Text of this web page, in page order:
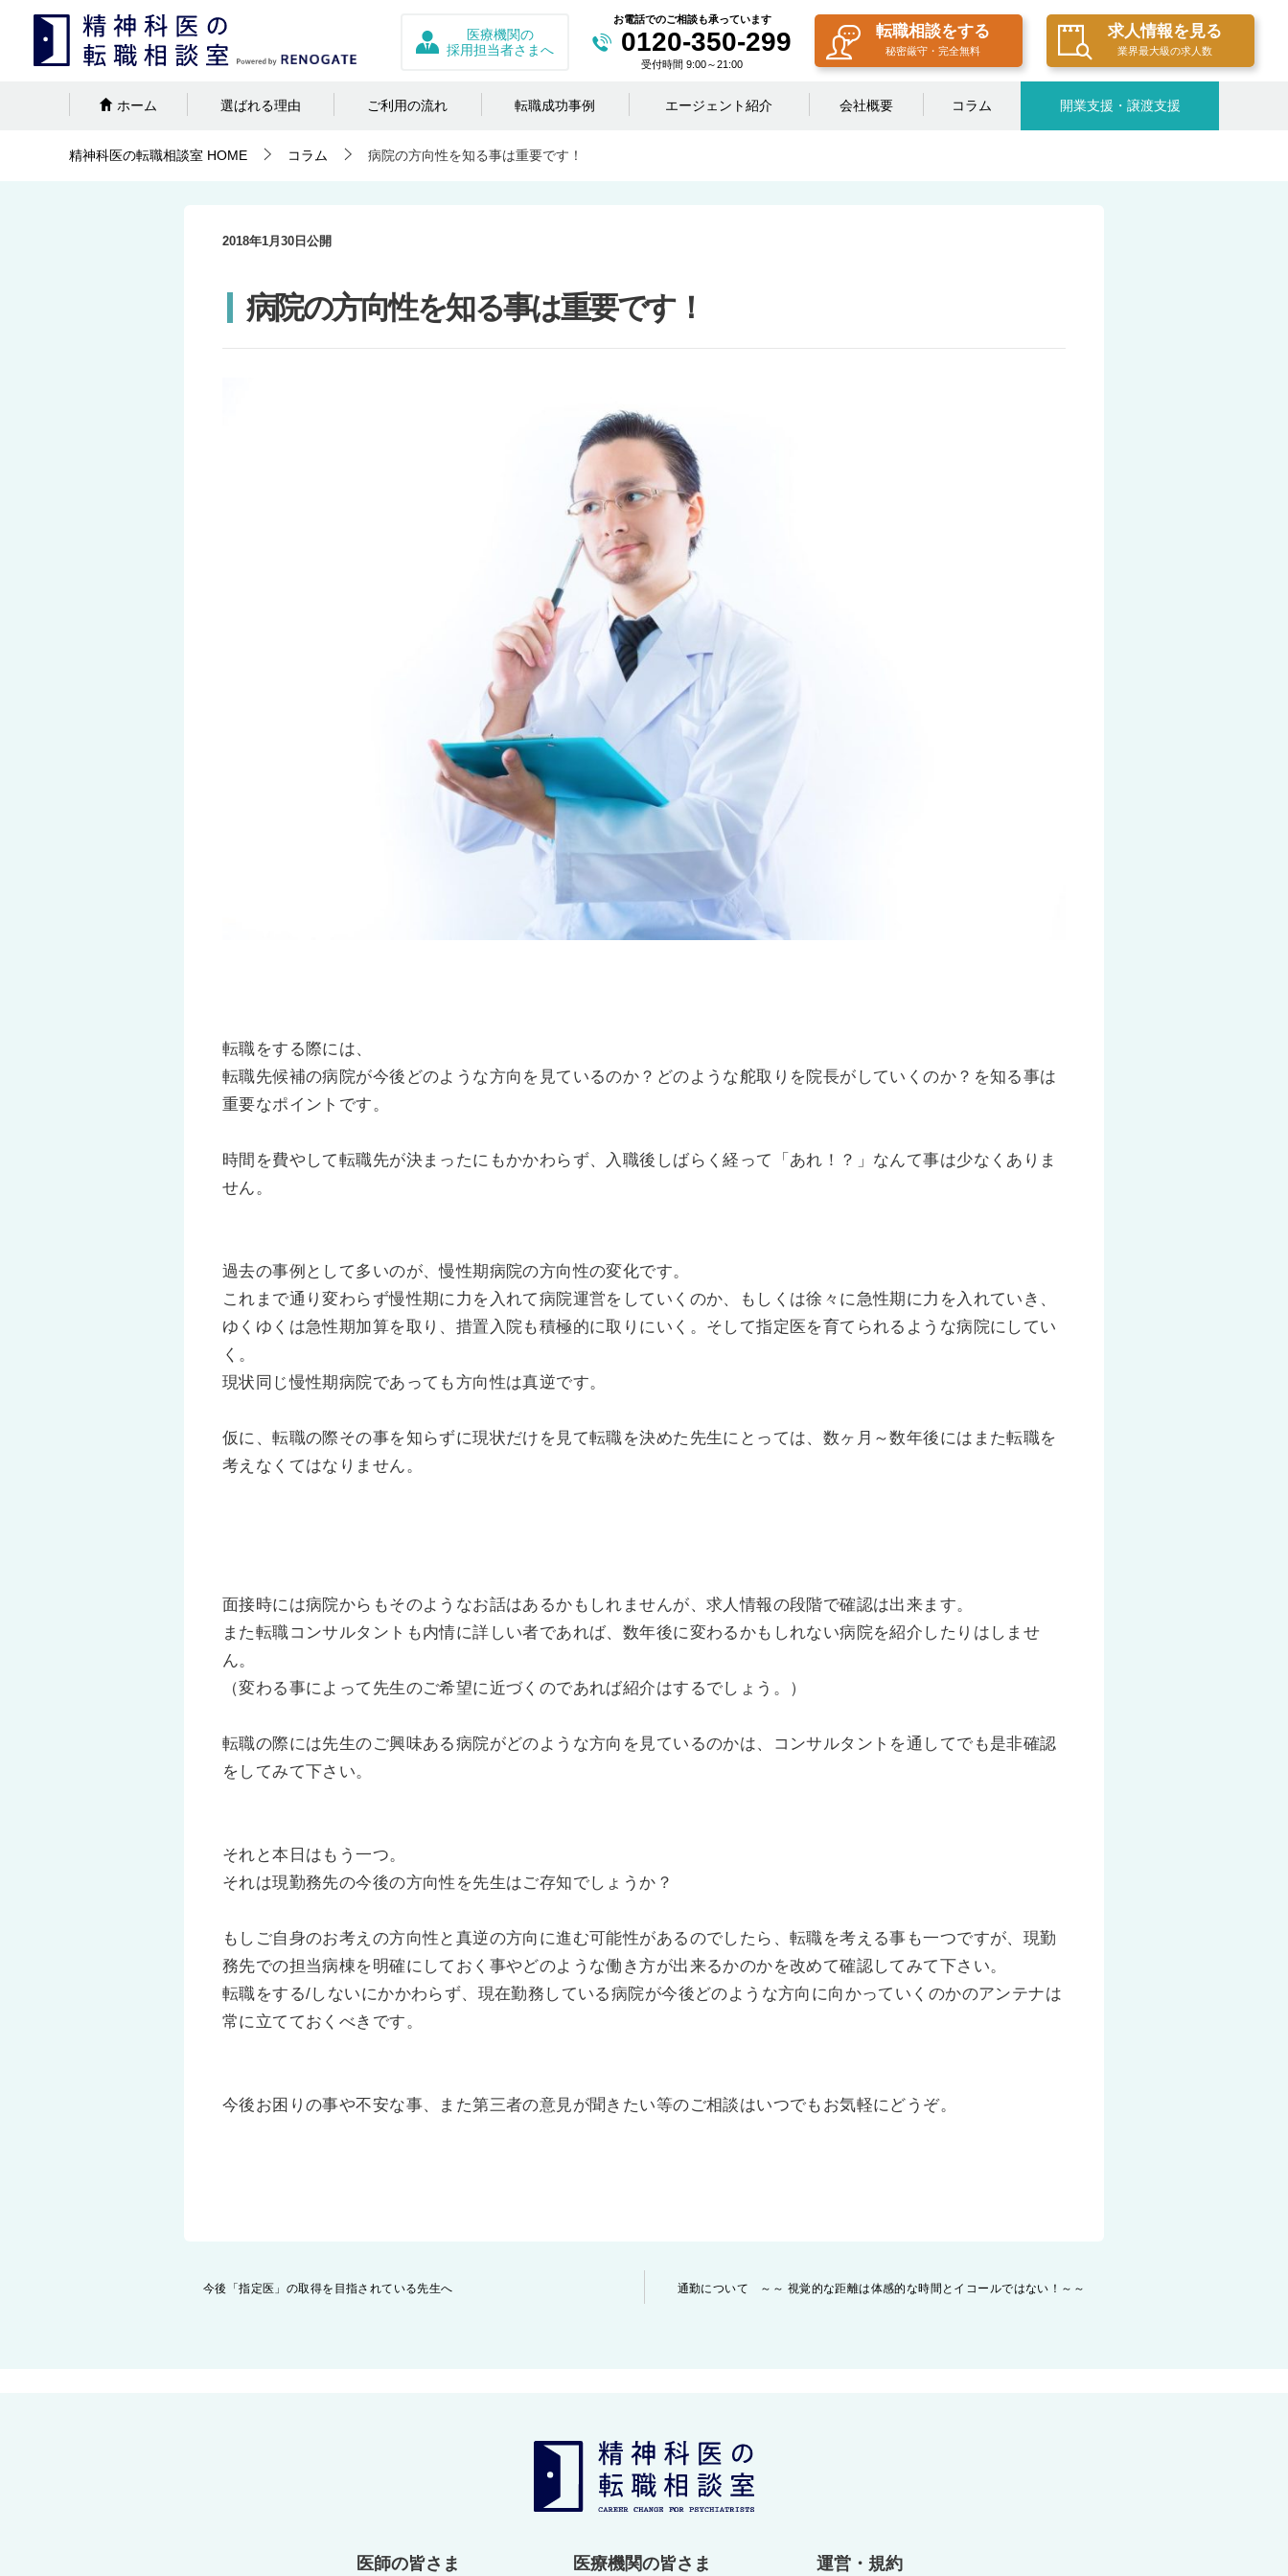
転職相談をする
秘密厳守・完全無料
求人情報を見る
業界最大級の求人数
お電話でのご相談も承っています
0120-350-299
受付時間 9:00～21:00
医療機関の
採用担当者さまへ
ホーム 選ばれる理由 ご利用の流れ 転職成功事例 エージェント紹介 会社概要 コラム 開業支援・譲渡支援
精神科医の転職相談室 HOME コラム 病院の方向性を知る事は重要です！
2018年1月30日 公開
病院の方向性を知る事は重要です！
転職をする際には、
転職先候補の病院が今後どのような方向を見ているのか？どのような舵取りを院長がしていくのか？を知る事は
重要なポイントです。
時間を費やして転職先が決まったにもかかわらず、入職後しばらく経って「あれ！？」なんて事は少なくありま
せん。
過去の事例として多いのが、慢性期病院の方向性の変化です。
これまで通り変わらず慢性期に力を入れて病院運営をしていくのか、もしくは徐々に急性期に力を入れていき、
ゆくゆくは急性期加算を取り、措置入院も積極的に取りにいく。そして指定医を育てられるような病院にしてい
く。
現状同じ慢性期病院であっても方向性は真逆です。
仮に、転職の際その事を知らずに現状だけを見て転職を決めた先生にとっては、数ヶ月～数年後にはまた転職を
考えなくてはなりません。
面接時には病院からもそのようなお話はあるかもしれませんが、求人情報の段階で確認は出来ます。
また転職コンサルタントも内情に詳しい者であれば、数年後に変わるかもしれない病院を紹介したりはしませ
ん。
（変わる事によって先生のご希望に近づくのであれば紹介はするでしょう。）
転職の際には先生のご興味ある病院がどのような方向を見ているのかは、コンサルタントを通してでも是非確認
をしてみて下さい。
それと本日はもう一つ。
それは現勤務先の今後の方向性を先生はご存知でしょうか？
もしご自身のお考えの方向性と真逆の方向に進む可能性があるのでしたら、転職を考える事も一つですが、現勤
務先での担当病棟を明確にしておく事やどのような働き方が出来るかのかを改めて確認してみて下さい。
転職をする/しないにかかわらず、現在勤務している病院が今後どのような方向に向かっていくのかのアンテナは
常に立てておくべきです。
今後お困りの事や不安な事、また第三者の意見が聞きたい等のご相談はいつでもお気軽にどうぞ。
投今後「指定医」の取得を目指されている先生へ 通勤について ～～ 視覚的な距離は体感的な時間とイコールではない！～～
医師の皆さま 医療機関の皆さま 運営・規約